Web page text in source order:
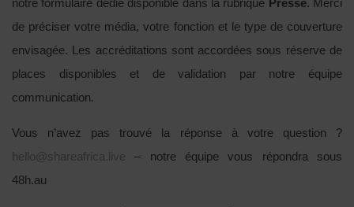
notre formulaire dédié disponible dans la rubrique Presse. Merci
de préciser votre média, votre fonction et le type de couverture
envisagée. Les accréditations sont accordées sous réserve de
places disponibles et de validation par notre équipe
communication.
Vous n’avez pas trouvé la réponse à votre question ?
hello@shareafrica.live – notre équipe vous répondra sous
48h.au